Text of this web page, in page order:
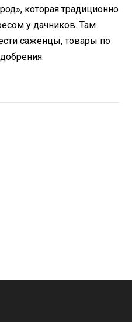
которая традиционно
у дачников. Там
саженцы, товары по